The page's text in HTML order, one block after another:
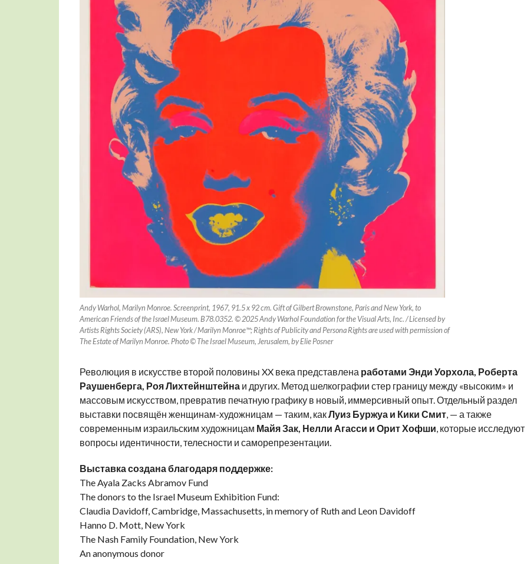
Andy Warhol, Marilyn Monroe. Screenprint, 1967, 91.5 x 92 cm. Gift of Gilbert Brownstone, Paris and New York, to
American Friends of the Israel Museum. B78.0352. © 2025 Andy Warhol Foundation for the Visual Arts, Inc. / Licensed by
Artists Rights Society (ARS), New York / Marilyn Monroe™; Rights of Publicity and Persona Rights are used with permission of
The Estate of Marilyn Monroe. Photo © The Israel Museum, Jerusalem, by Elie Posner
Революция в искусстве второй половины XX века представлена работами Энди Уорхола, Роберта
Раушенберга, Роя Лихтейнштейна и других. Метод шелкографии стер границу между «высоким» и
массовым искусством, превратив печатную графику в новый, иммерсивный опыт. Отдельный раздел
выставки посвящён женщинам-художницам — таким, какЛуиз Буржуа и Кики Смит, — а также
современным израильским художницам Майя Зак, Нелли Агасси и Орит Хофши , которые исследуют
вопросы идентичности, телесности и саморепрезентации.
Выставка создана благодаря поддержке:
The Ayala Zacks Abramov Fund
The donors to the Israel Museum Exhibition Fund:
Claudia Davidoff, Cambridge, Massachusetts, in memory of Ruth and Leon Davidoff
Hanno D. Mott, New York
The Nash Family Foundation, New York
An anonymous donor